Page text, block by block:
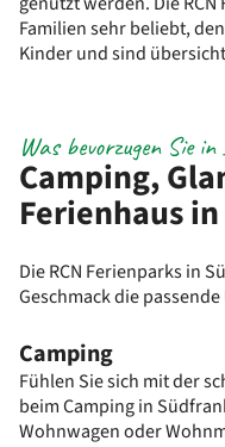
Familien sehr beliebt,
Kinder und sind
Camping,
Ferienhaus
Was bevorzugen Sie
Die RCN Ferienparks in
Geschmack die
Camping
Fühlen Sie sich mit der
beim Camping in
Wohnwagen oder